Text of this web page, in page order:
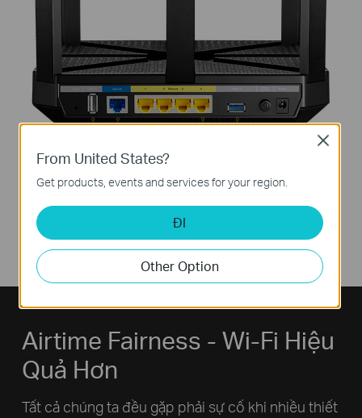
Airtime Fairness - Wi-Fi Hiệu
Quả Hơn
Tất cả chúng ta đều gặp phải sự cố khi nhiều thiết
From United States?
Get products, events and services for your region.
ĐI
Other Option
Close